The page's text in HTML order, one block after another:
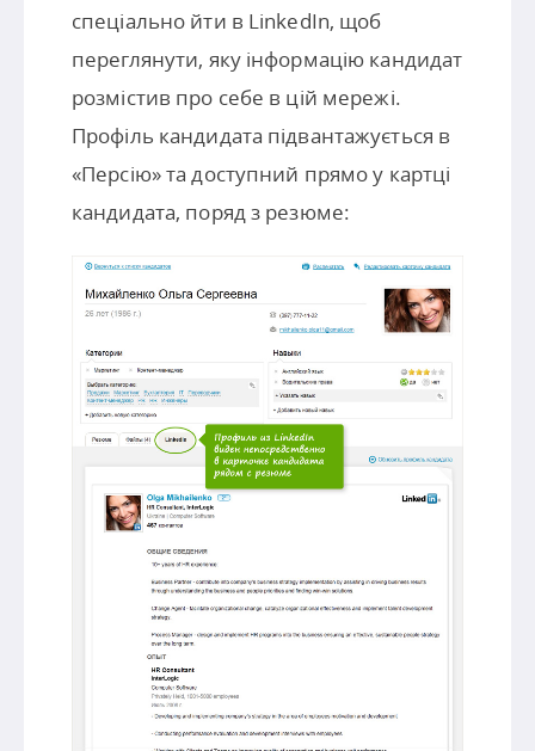
спеціально йти в LinkedIn, щоб
переглянути, яку інформацію кандидат
розмістив про себе в цій мережі.
Профіль кандидата підвантажується в
«Персію» та доступний прямо у картці
кандидата, поряд з резюме: